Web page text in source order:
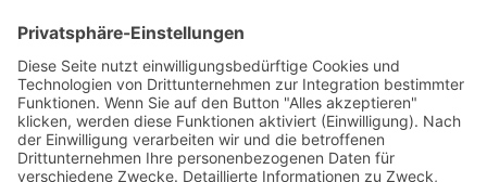
Legal
Impressum
Datenschutzerklärung
Cookie-Einstellungen